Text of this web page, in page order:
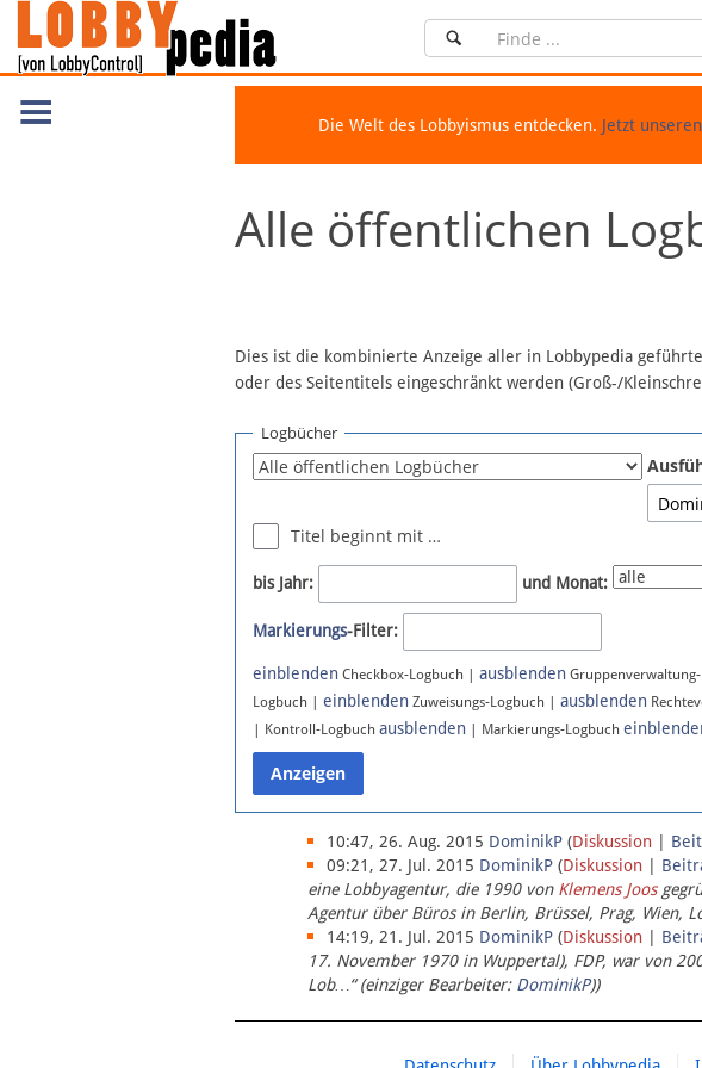
Die Welt des Lobbyismus entdecken. Jetzt
Alle öffentlichen
Dies ist die kombinierte Anzeige aller in Lobbypedia
oder des Seitentitels eingeschränkt werden (Groß-/
Logbücher
Titel beginnt mit …
bis Jahr: und Monat:
Markierungs-Filter:
einblenden Checkbox-Logbuch | ausblenden
Logbuch | einblenden Zuweisungs-Logbuch | ausblenden
| Kontroll-Logbuch ausblenden | Markierungs-Logbuch
10:47, 26. Aug. 2015 DominikP (Diskussion |
09:21, 27. Jul. 2015 DominikP (Diskussion |
eine Lobbyagentur, die 1990 von Klemens Joos
Agentur über Büros in Berlin, Brüssel, Prag, Wien,
14:19, 21. Jul. 2015 DominikP (Diskussion |
17. November 1970 in Wuppertal), FDP, war von
Lob…“ (einziger Bearbeiter: DominikP))